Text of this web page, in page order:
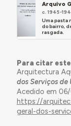
Arquivo
c. 1945-
Uma pasta
do bairro,
rasgada.
Para citar
Arquitectura
dos Serviços de
Acedido em
https://
geral-dos-